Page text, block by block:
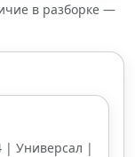
в разборке —
| Универсал |